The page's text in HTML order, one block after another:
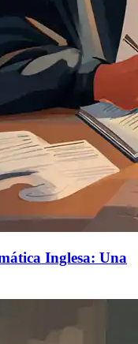
Inglesa: Una